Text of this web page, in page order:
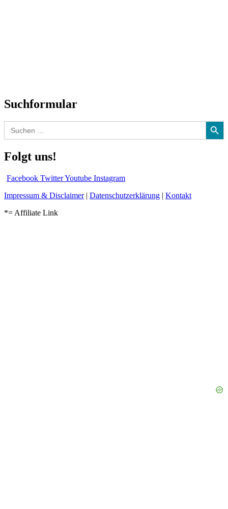
Suchformular
Search
for:
Search Button
Folgt uns!
Facebook TwitterYoutube Instagram
Impressum & Disclaimer| Datenschutzerklärung | Kontakt
*= Affiliate Link